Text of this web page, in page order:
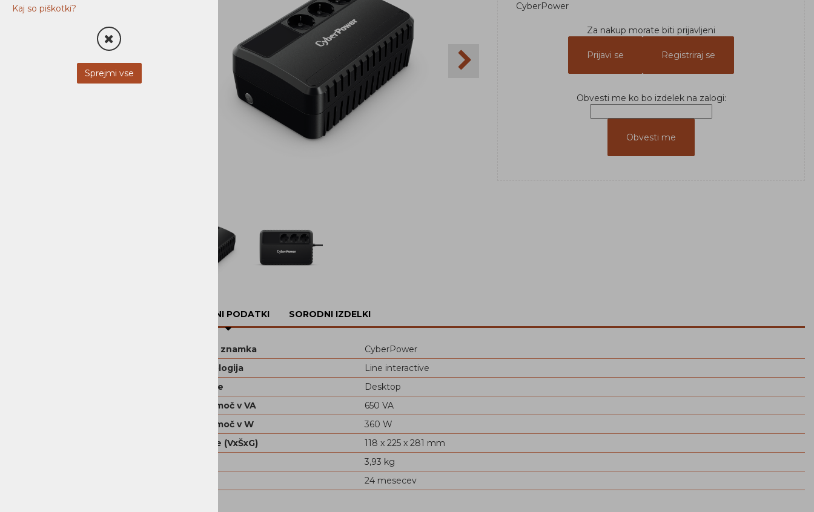
Prenapetostne zaščite
CyberPower
Za nakup morate biti prijavljeni
Prijavi se Registriraj se
Obvesti me ko bo izdelek na zalogi:
TEHNIČNI PODATKI SORODNI IZDELKI
Blagovna znamka
CyberPower
UPS topologija
Line interactive
UPS ohišje
Desktop
Izhodna moč v VA
650 VA
Izhodna moč v W
360 W
Dimenzije (VxŠxG)
118 x 225 x 281 mm
3,93 kg
24 mesecev
Kaj so piškotki?
Sprejmi vse